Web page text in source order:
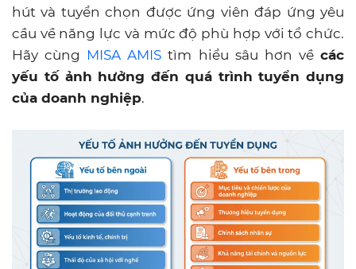
hút và tuyển chọn được ứng viên đáp ứng yêu
cầu về năng lực và mức độ phù hợp với tổ chức.
Hãy cùng MISA AMIS tìm hiểu sâu hơn vềcác
yếu tố ảnh hưởng đến quá trình tuyển dụng
của doanh nghiệp.